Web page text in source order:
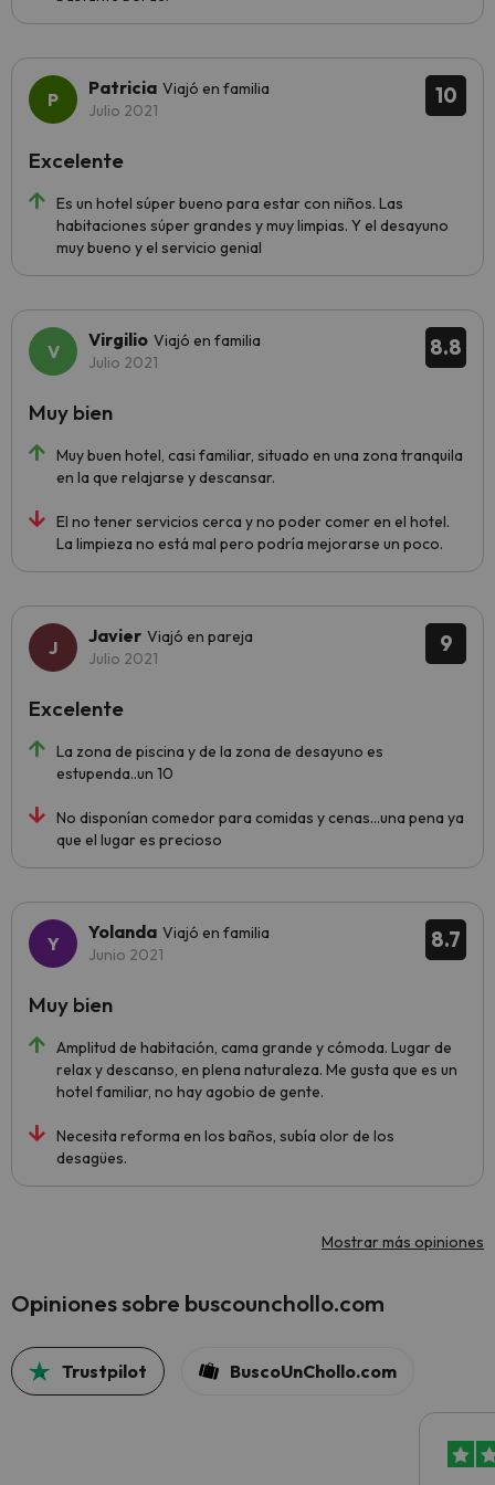
10
Patricia Viajó en familia
Julio 2021
Es un hotel súper bueno para estar con niños. Las
habitaciones súper grandes y muy limpias. Y el desayuno
muy bueno y el servicio genial
Excelente
8.8
Virgilio Viajó en familia
Julio 2021
Muy buen hotel, casi familiar, situado en una zona tranquila
en la que relajarse y descansar.
El no tener servicios cerca y no poder comer en el hotel.
La limpieza no está mal pero podría mejorarse un poco.
Muy bien
9
Javier Viajó en pareja
Julio 2021
La zona de piscina y de la zona de desayuno es
estupenda..un 10
No disponían comedor para comidas y cenas...una pena ya
que el lugar es precioso
Excelente
8.7
Yolanda Viajó en familia
Junio 2021
Amplitud de habitación, cama grande y cómoda. Lugar de
relax y descanso, en plena naturaleza. Me gusta que es un
hotel familiar, no hay agobio de gente.
Necesita reforma en los baños, subía olor de los
desagües.
Muy bien
Mostrar más opiniones
Opiniones sobre buscounchollo.com
Trustpilot BuscoUnChollo.com